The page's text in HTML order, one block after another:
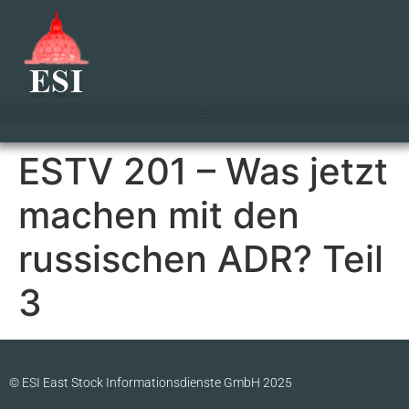
ESTV 201 – Was jetzt
machen mit den
russischen ADR? Teil
3
© ESI East Stock Informationsdienste GmbH 2025